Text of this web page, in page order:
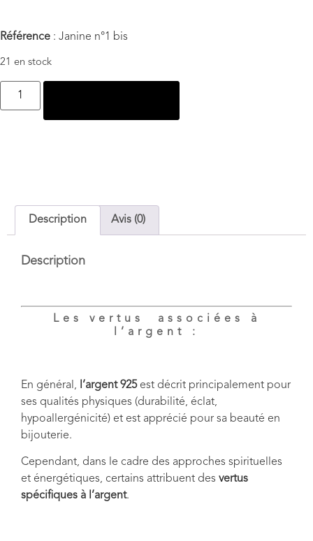
Référence : Janine n°1 bis
21 en stock
Description Avis (0)
Description
Les vertus associées à
l’argent :
En général, l’argent 925est décrit principalement pour
ses qualités physiques (durabilité, éclat,
hypoallergénicité) et est apprécié pour sa beauté en
bijouterie.
Cependant, dans le cadre des approches spirituelles
et énergétiques, certains attribuent des vertus
spécifiques à l’argent.